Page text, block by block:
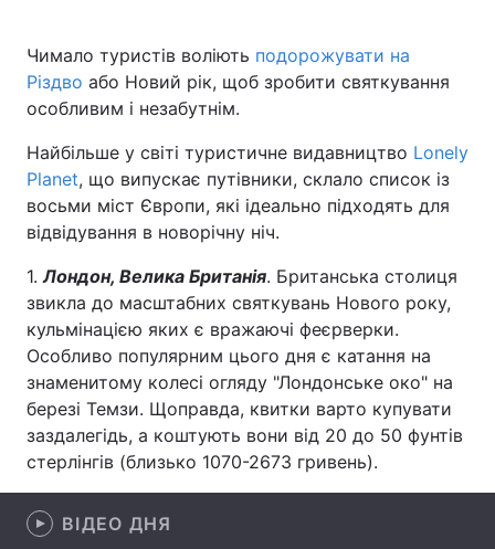
Україна Політика
Спорт Наука
Техно і зв'язок Лайт
Зброя Інциденти
Здоров'я Туризм
Цікавинки Погода
Екологія
Лонгріди
Відео з Youtube
Чимало туристів воліють подорожувати на
Різдво або Новий рік, щоб зробити святкування
особливим і незабутнім.
Найбільше у світі туристичне видавництво Lonely
Planet, що випускає путівники, склало список із
восьми міст Європи, які ідеально підходять для
відвідування в новорічну ніч.
1.Лондон, Велика Британія. Британська столиця
звикла до масштабних святкувань Нового року,
кульмінацією яких є вражаючі феєрверки.
Особливо популярним цього дня є катання на
знаменитому колесі огляду "Лондонське око" на
березі Темзи. Щоправда, квитки варто купувати
заздалегідь, а коштують вони від 20 до 50 фунтів
стерлінгів (близько 1070-2673 гривень).
ВІДЕО ДНЯ